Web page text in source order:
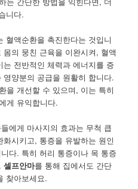
니다.
혈액순환을 촉진한다는 것입니
의 뭉친 근육을 이완시켜, 혈액
전반적인 체력과 에너지를 증
양분의 공급을 원활히 합니다.
을 개선할 수 있으며, 이는 특히
게 유익합니다.
에게 마사지의 효과는 무척 큽
시키고, 통증을 유발하는 원인
다. 특히 허리 통증이나 목 통증
셀프안마를 통해 집에서도 간단
찾아보세요.